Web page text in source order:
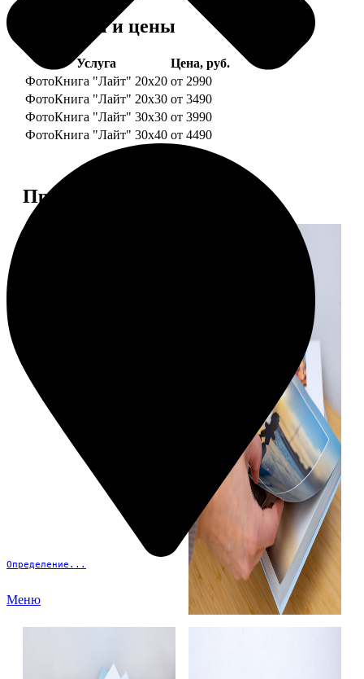
Определение...
Меню
Форматы и цены
Услуга
Цена, руб.
ФотоКнига "Лайт" 20x20 от 2990
ФотоКнига "Лайт" 20x30 от 3490
ФотоКнига "Лайт" 30x30 от 3990
ФотоКнига "Лайт" 30x40 от 4490
Примеры работ